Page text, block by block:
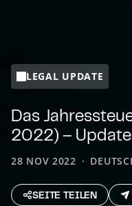
LEGAL UPDATE
Das
2022) – Update
28 NOV 2022
SEITE TEILEN